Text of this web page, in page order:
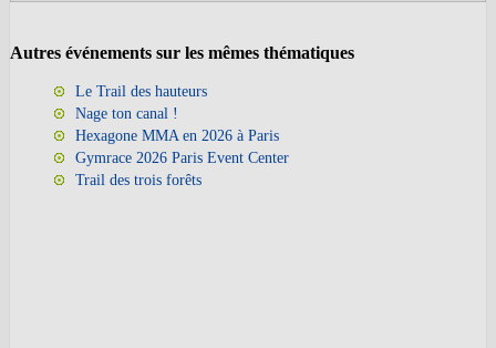
Autres événements sur les mêmes thématiques
Le Trail des hauteurs
Nage ton canal !
Hexagone MMA en 2026 à Paris
Gymrace 2026 Paris Event Center
Trail des trois forêts